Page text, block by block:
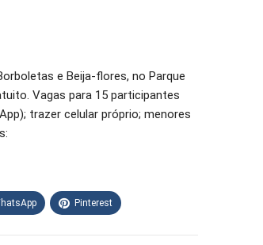
e Beija-flores, no Parque
Vagas para 15 participantes
trazer celular próprio; menores
Pinterest